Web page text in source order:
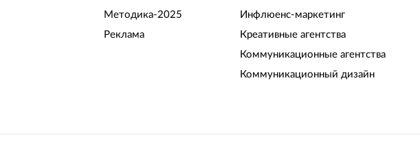
Методика-2025
Реклама
Инфлюенс-маркетинг
Креативные агентства
Коммуникационные агентства
Коммуникационный дизайн